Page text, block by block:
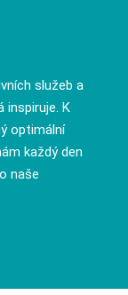
služeb a
inspiruje. K
optimální
každý den
naše